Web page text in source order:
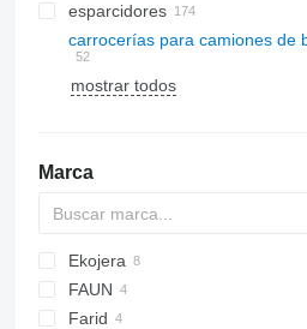
esparcidores
carrocerías para camiones de
mostrar todos
Marca
CF
Ekojera
FAUN
Farid